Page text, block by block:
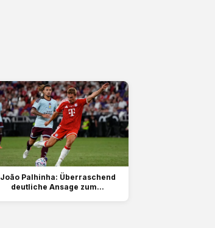
João Palhinha: Überraschend
deutliche Ansage zum...